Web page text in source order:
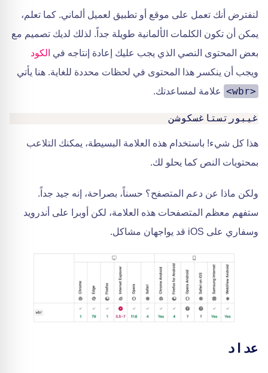
لنفترض أنك تعمل على موقع أو تطبيق لعميل ألماني. كما تعلم،
يمكن أن تكون الكلمات الألمانية طويلة جداً. لذلك لديك تصميم مع
بعض المحتوى النصي الذي يجب عليك إعادة إنتاجه في الكود
ويجب أن ينكسر هذا المحتوى في لحظات محددة للغاية. هنا يأتي
<wbr> علامة لمساعدتك.
غيبورتستاغسكوشن
هذا كل شيء! باستخدام هذه العلامة البسيطة، يمكنك التلاعب
بمحتويات النص كما يحلو لك.
ولكن ماذا عن دعم المتصفح؟ حسناً، بصراحة، إنه جيد جداً.
ستفهم معظم المتصفحات هذه العلامة، لكن أوبرا على أندرويد
وسفاري على iOS قد يواجهان مشاكل.
عداد